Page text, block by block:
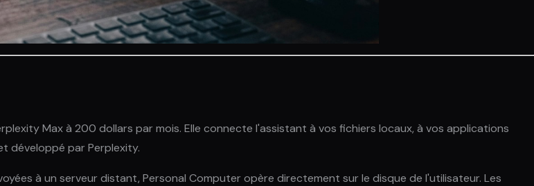
Max à 200 dollars par mois. Elle connecte l'assistant à vos fichiers locaux, à vos applications
développé par Perplexity.
à un serveur distant, Personal Computer opère directement sur le disque de l'utilisateur. Les